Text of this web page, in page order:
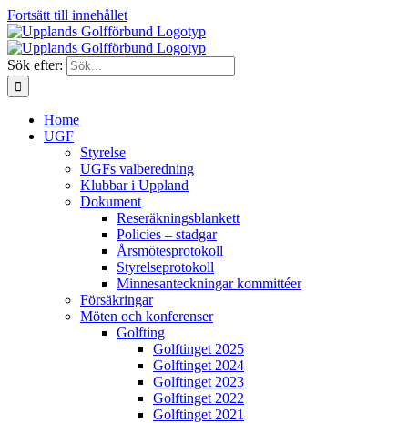
Fortsätt till innehållet
Sök efter:
Home
UGF
Styrelse
UGFs valberedning
Klubbar i Uppland
Dokument
Reseräkningsblankett
Policies – stadgar
Årsmötesprotokoll
Styrelseprotokoll
Minnesanteckningar kommittéer
Försäkringar
Möten och konferenser
Golfting
Golftinget 2025
Golftinget 2024
Golftinget 2023
Golftinget 2022
Golftinget 2021